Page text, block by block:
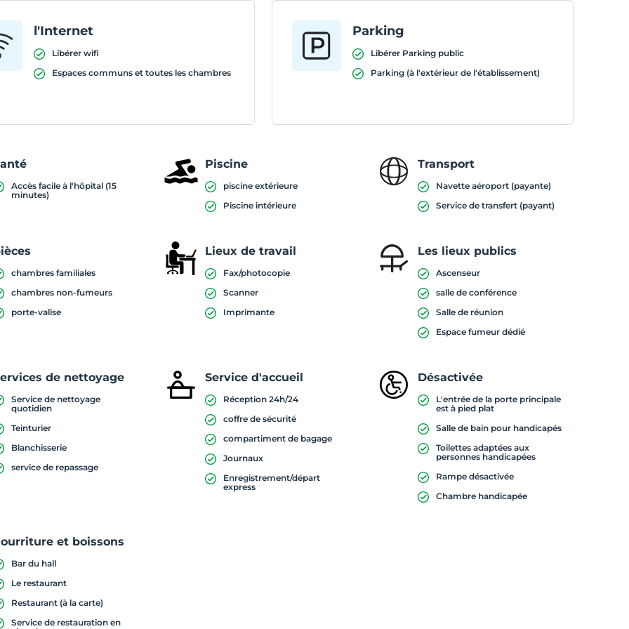
l'Internet
Libérer wifi
Espaces communs et toutes les chambres
Parking
Libérer Parking public
Parking (à l'extérieur de l'établissement)
Accès facile à l'hôpital (15
minutes)
Piscine
piscine extérieure
Piscine intérieure
Transport
Navette aéroport (payante)
Service de transfert (payant)
chambres familiales
chambres non-fumeurs
porte-valise
Lieux de travail
Fax/photocopie
Scanner
Imprimante
Les lieux publics
Ascenseur
salle de conférence
Salle de réunion
Espace fumeur dédié
de nettoyage
Service de nettoyage
quotidien
Teinturier
Blanchisserie
service de repassage
Service d'accueil
Réception 24h/24
coffre de sécurité
compartiment de bagage
Journaux
Enregistrement/départ
express
Désactivée
L'entrée de la porte principale
est à pied plat
Salle de bain pour handicapés
Toilettes adaptées aux
personnes handicapées
Rampe désactivée
Chambre handicapée
et boissons
Bar du hall
Le restaurant
Restaurant (à la carte)
Service de restauration en